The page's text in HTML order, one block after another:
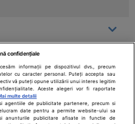
confidențiale
informații pe dispozitivul dvs., precum
cu caracter personal. Puteți accepta sau
vă puteți opune utilizării unui interes legitim
Aceste alegeri vor fi raportate
multe detalii
agentiile de publicitate partenere, precum si
date pentru a permite website-ului sa
anunturile publicitare afisate in functie de